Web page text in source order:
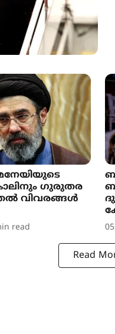
ഗുരുതര
വിവരങ്ങൾ
read
Read